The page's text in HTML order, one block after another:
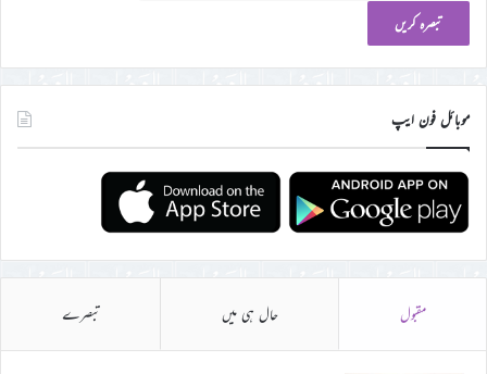
موبائل فون ایپ
مقبول حال ہی میں تبصرے